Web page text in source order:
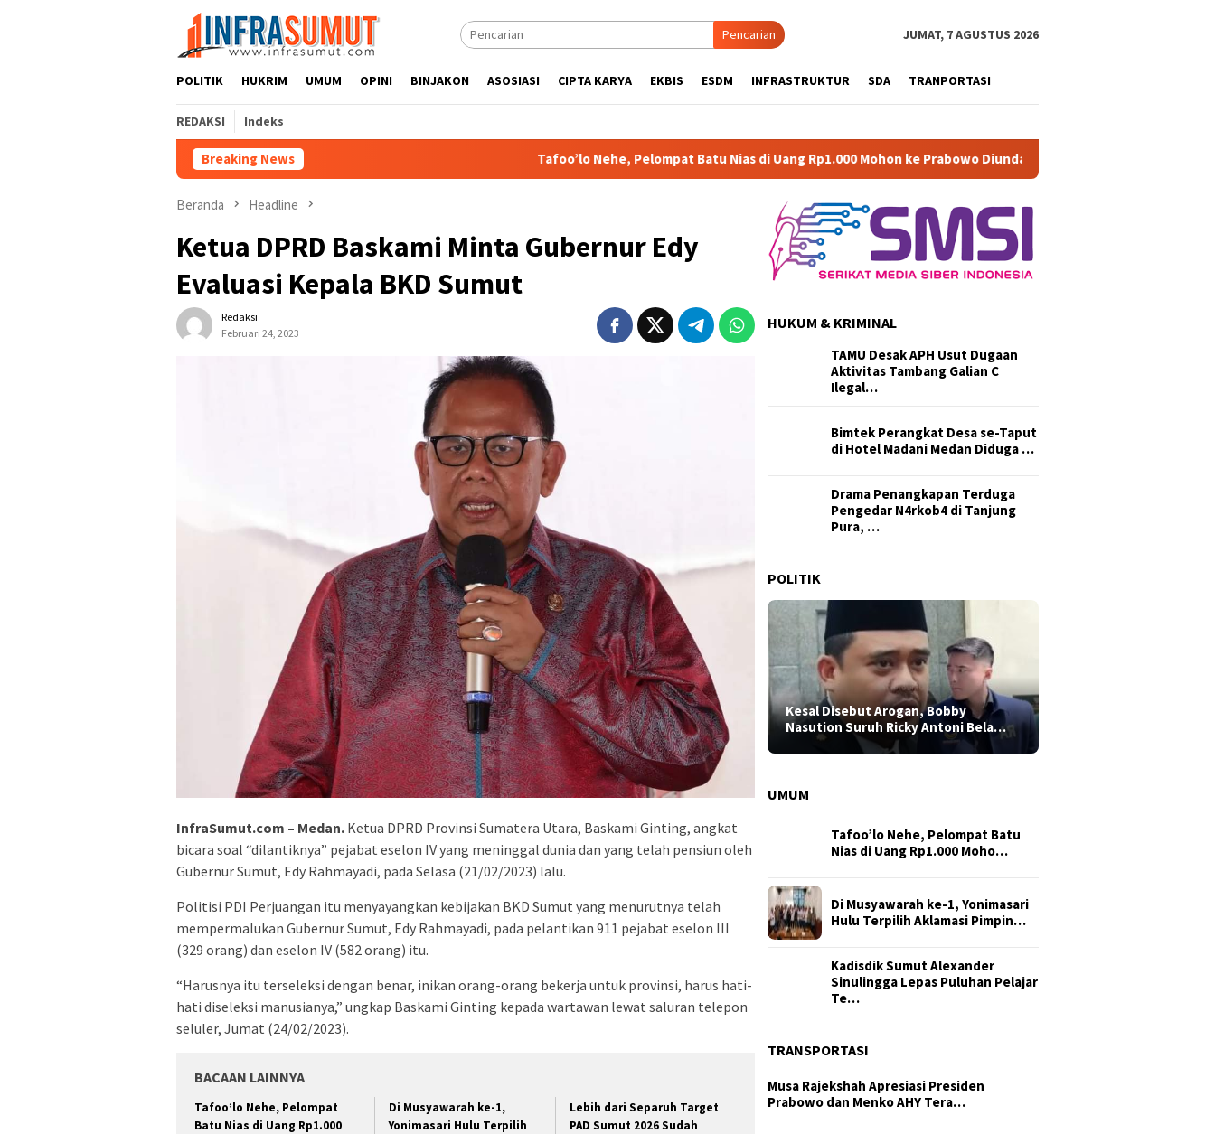
Pencarian JUMAT, 7 AGUSTUS 2026
POLITIK HUKRIM UMUM OPINI BINJAKON ASOSIASI CIPTA KARYA EKBIS ESDM INFRASTRUKTUR SDA TRANPORTASI
REDAKSI Indeks
Breaking News Tafoo’lo Nehe, Pelompat Batu Nias di Uang Rp1.000 Mohon ke Prabowo Diundang Upacara HUT ke-81 RI di Istana
Beranda Headline
Ketua DPRD Baskami Minta Gubernur Edy
Evaluasi Kepala BKD Sumut
Redaksi
Februari 24, 2023
InfraSumut.com – Medan. Ketua DPRD Provinsi Sumatera Utara, Baskami Ginting, angkat
bicara soal “dilantiknya” pejabat eselon IV yang meninggal dunia dan yang telah pensiun oleh
Gubernur Sumut, Edy Rahmayadi, pada Selasa (21/02/2023) lalu.
Politisi PDI Perjuangan itu menyayangkan kebijakan BKD Sumut yang menurutnya telah
mempermalukan Gubernur Sumut, Edy Rahmayadi, pada pelantikan 911 pejabat eselon III
(329 orang) dan eselon IV (582 orang) itu.
“Harusnya itu terseleksi dengan benar, inikan orang-orang bekerja untuk provinsi, harus hati-
hati diseleksi manusianya,” ungkap Baskami Ginting kepada wartawan lewat saluran telepon
seluler, Jumat (24/02/2023).
BACAAN LAINNYA
Tafoo’lo Nehe, Pelompat
Batu Nias di Uang Rp1.000
Di Musyawarah ke-1,
Yonimasari Hulu Terpilih
Lebih dari Separuh Target
PAD Sumut 2026 Sudah
HUKUM & KRIMINAL
TAMU Desak APH Usut Dugaan
Aktivitas Tambang Galian C
Ilegal…
Bimtek Perangkat Desa se-Taput
di Hotel Madani Medan Diduga …
Drama Penangkapan Terduga
Pengedar N4rkob4 di Tanjung
Pura, …
POLITIK
Kesal Disebut Arogan, Bobby
Nasution Suruh Ricky Antoni Bela…
UMUM
Tafoo’lo Nehe, Pelompat Batu
Nias di Uang Rp1.000 Moho…
Di Musyawarah ke-1, Yonimasari
Hulu Terpilih Aklamasi Pimpin…
Kadisdik Sumut Alexander
Sinulingga Lepas Puluhan Pelajar
Te…
TRANSPORTASI
Musa Rajekshah Apresiasi Presiden
Prabowo dan Menko AHY Tera…